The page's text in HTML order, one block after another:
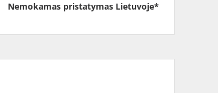
Nemokamas pristatymas Lietuvoje*